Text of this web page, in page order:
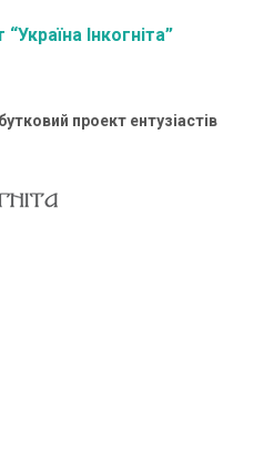
Інкогніта”
проект ентузіастів